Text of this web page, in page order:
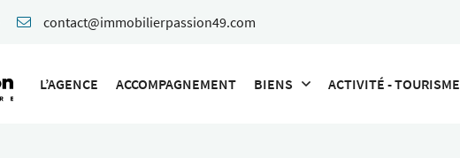
L’AGENCE ACCOMPAGNEMENT BIENS ACTIVITÉ - TOURISME